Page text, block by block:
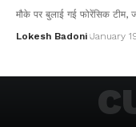
मौके पर बुलाई गई फोरेंसिक
Lokesh Badoni January